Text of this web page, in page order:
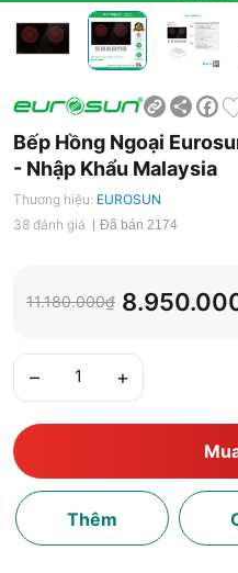
Share
Bếp Hồng Ngoại
- Nhập Khẩu Malaysia
Thương hiệu: EUROSUN
38 đánh giá
Đã bán 2174
11.180.000₫
– +
Thêm